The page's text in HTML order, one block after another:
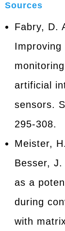
Sources
Fabry, D.
Improving
artificial
sensors.
295-308.
Meister,
Besser,
as a
during
with